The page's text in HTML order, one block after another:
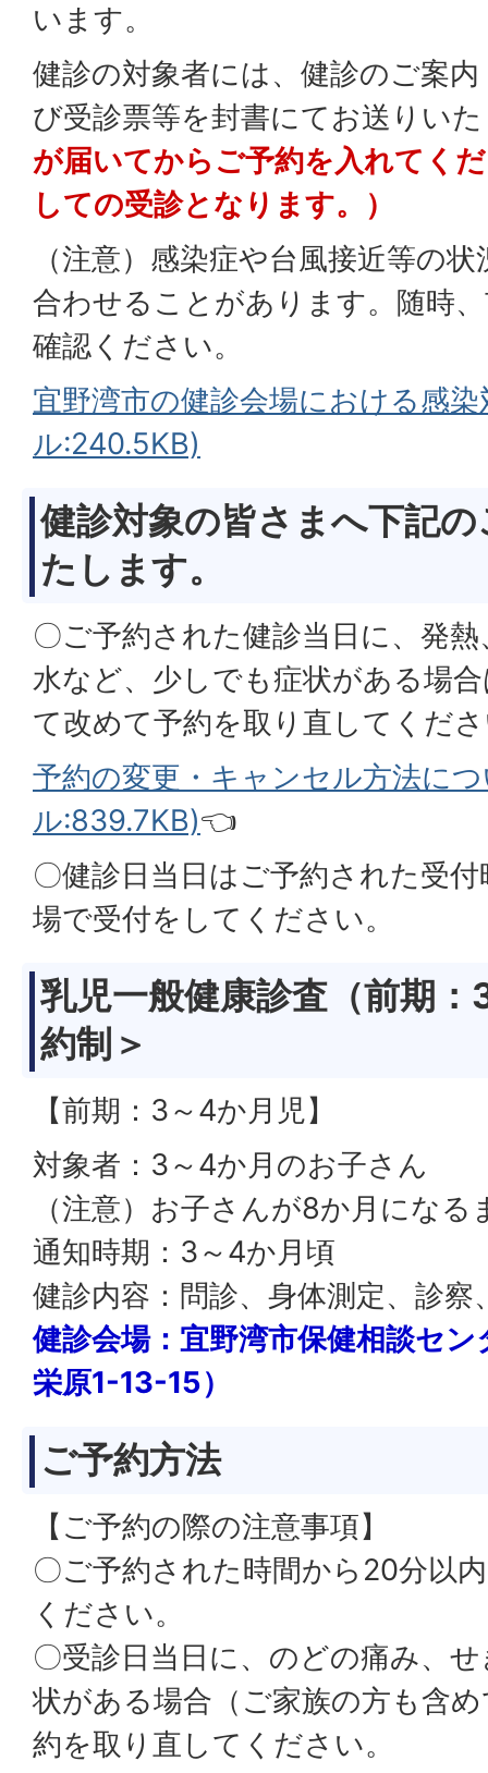
います。
健診の対象者には、健診のご案
び受診票等を封書にてお送りい
が届いてからご予約を入れてく
しての受診となります。）
（注意）感染症や台風接近等の
合わせることがあります。随時
確認ください。
宜野湾市の健診会場における感
ル:240.5KB)
健診対象の皆さまへ下記
たします。
〇ご予約された健診当日に、発
水など、少しでも症状がある場
て改めて予約を取り直してくだ
予約の変更・キャンセル方法に
ル:839.7KB)👈
〇健診日当日はご予約された受
場で受付をしてください。
乳児一般健康診査（前期
約制＞
【前期：3～4か月児】
対象者：3～4か月のお子さん
（注意）お子さんが8か月にな
通知時期：3～4か月頃
健診内容：問診、身体測定、診察
健診会場：宜野湾市保健相談セ
栄原1-13-15）
ご予約方法
【ご予約の際の注意事項】
〇ご予約された時間から20分以
ください。
〇受診日当日に、のどの痛み、
状がある場合（ご家族の方も含
約を取り直してください。